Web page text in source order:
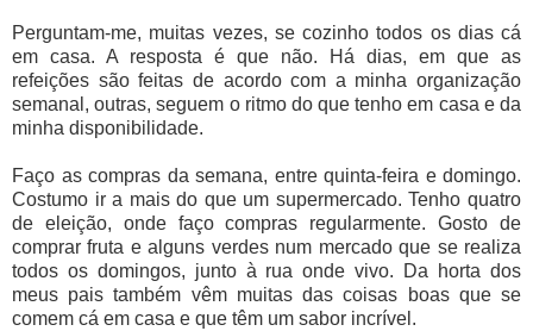
Perguntam-me, muitas vezes, se cozinho todos os dias cá
em casa. A resposta é que não. Há dias, em que as
refeições são feitas de acordo com a minha organização
semanal, outras, seguem o ritmo do que tenho em casa e da
minha disponibilidade.
Faço as compras da semana, entre quinta-feira e domingo.
Costumo ir a mais do que um supermercado. Tenho quatro
de eleição, onde faço compras regularmente. Gosto de
comprar fruta e alguns verdes num mercado que se realiza
todos os domingos, junto à rua onde vivo. Da horta dos
meus pais também vêm muitas das coisas boas que se
comem cá em casa e que têm um sabor incrível.